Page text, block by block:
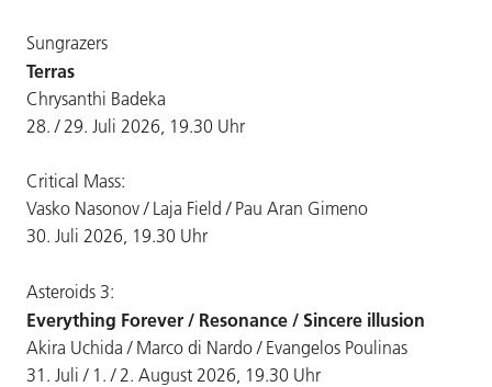
Sungrazers
Terras
Chrysanthi Badeka
28. / 29. Juli 2026, 19.30 Uhr
Critical Mass:
Vasko Nasonov / Laja Field / Pau Aran Gimeno
30. Juli 2026, 19.30 Uhr
Asteroids 3:
Everything Forever / Resonance / Sincere illusion
Akira Uchida / Marco di Nardo / Evangelos Poulinas
31. Juli / 1. / 2. August 2026, 19.30 Uhr